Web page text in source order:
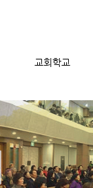
교회학교